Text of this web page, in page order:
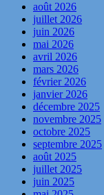
août 2026
juillet 2026
juin 2026
mai 2026
avril 2026
mars 2026
février 2026
janvier 2026
décembre 2025
novembre 2025
octobre 2025
septembre 2025
août 2025
juillet 2025
juin 2025